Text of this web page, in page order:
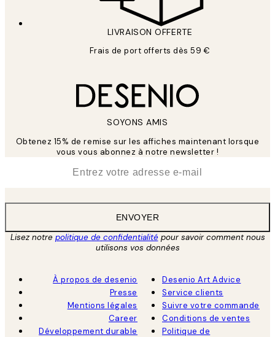
LIVRAISON OFFERTE
Frais de port offerts dès 59 €
SOYONS AMIS
Obtenez 15% de remise sur les affiches maintenant lorsque
vous vous abonnez à notre newsletter !
ENVOYER
Lisez notre politique de confidentialitépour savoir comment nous
utilisons vos données
À propos de desenio
Presse
Mentions légales
Career
Développement durable
Desenio Art Advice
Service clients
Suivre votre commande
Conditions de ventes
Politique de